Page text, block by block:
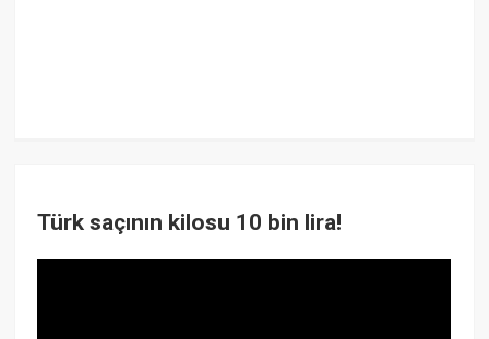
Türk saçının kilosu 10 bin lira!